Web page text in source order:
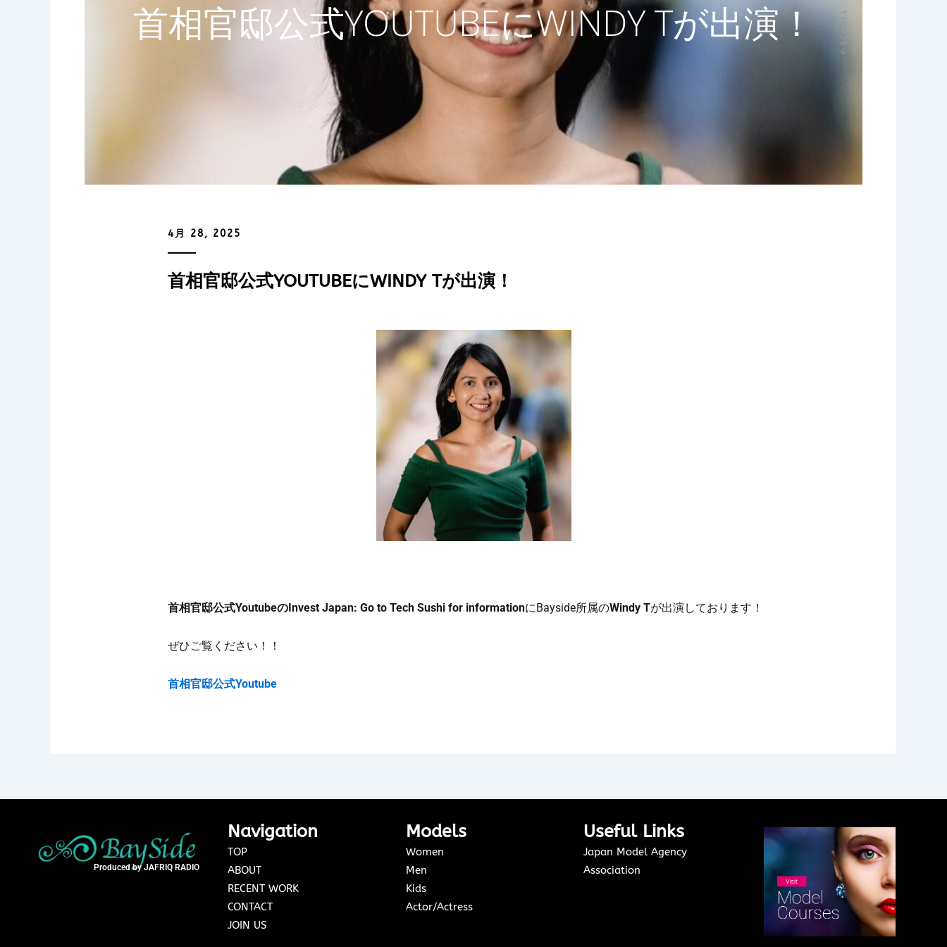
首相官邸公式YOUTUBEにWINDY Tが出演！ SCROLL
4月 28, 2025
首相官邸公式YOUTUBEにWINDY Tが出演！
首相官邸公式YoutubeのInvest Japan: Go to Tech Sushi for informationにBayside所属のWindy Tが出演しております！
ぜひご覧ください！！
首相官邸公式Youtube
Produced by JAFRIQ RADIO
Navigation
TOP
ABOUT
RECENT WORK
CONTACT
JOIN US
Models
Women
Men
Kids
Actor/Actress
Useful Links
Japan Model Agency
Association